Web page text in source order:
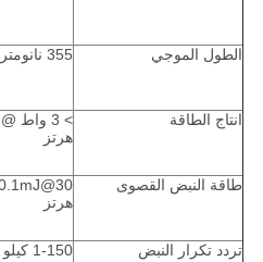
الطول الموجي 355 نانومتر
انتاج الطاقة
هرتز
طاقة النبض القصوى
هرتز
تردد تكرار النبض 1-150 كيلو هرتز